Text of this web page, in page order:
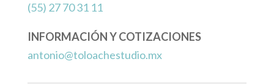
(55) 27 70 31 11
INFORMACIÓN Y COTIZACIONES
antonio@toloachestudio.mx